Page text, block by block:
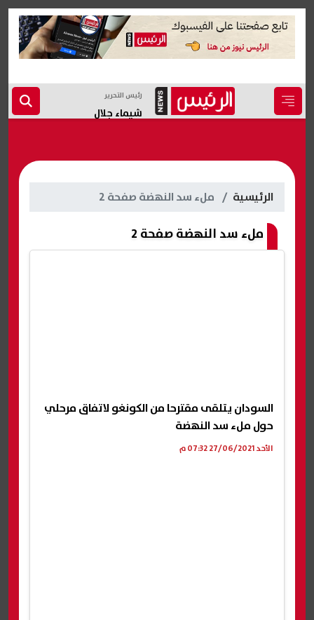
رئيس التحرير
شيماء جلال
الرئيسية ملء سد النهضة صفحة 2
ملء سد النهضة صفحة 2
السودان يتلقى مقترحا من الكونغو لاتفاق مرحلي
حول ملء سد النهضة
الأحد 27/06/2021 07:32 م